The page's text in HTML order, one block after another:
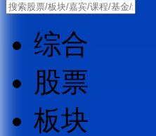
综合
股票
板块